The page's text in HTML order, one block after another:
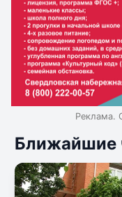
Реклама.
Ближайшие